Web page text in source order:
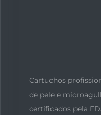
Cartuchos
de pele e
certificados pela